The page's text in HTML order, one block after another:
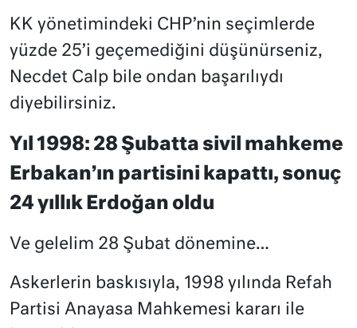
KK yönetimindeki CHP’nin seçimlerde
yüzde 25’i geçemediğini düşünürseniz,
Necdet Calp bile ondan başarılıydı
diyebilirsiniz.
Yıl 1998: 28 Şubatta sivil mahkeme
Erbakan’ın partisini kapattı, sonuç
24 yıllık Erdoğan oldu
Ve gelelim 28 Şubat dönemine…
Askerlerin baskısıyla, 1998 yılında Refah
Partisi Anayasa Mahkemesi kararı ile